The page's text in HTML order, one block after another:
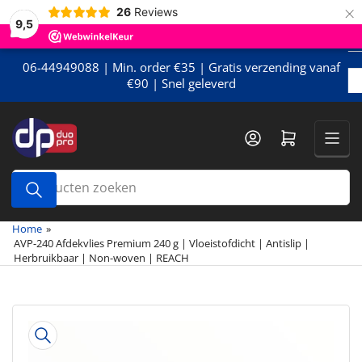
9,5
26 Reviews ×
Meteen
naar
de
content06-44949088 | Min. order €35 | Gratis verzending vanaf
€90 | Snel geleverd
Producten
zoeken
Mini-winkelwagen openen
Home »
AVP-240 Afdekvlies Premium 240 g | Vloeistofdicht | Antislip |
Herbruikbaar | Non-woven | REACH
naar